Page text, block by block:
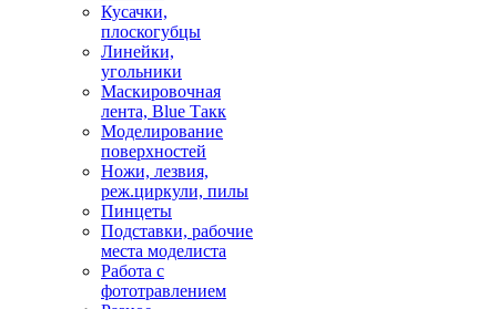
Кусачки,
плоскогубцы
Линейки,
угольники
Маскировочная
лента, Blue Такк
Моделирование
поверхностей
Ножи, лезвия,
реж.циркули, пилы
Пинцеты
Подставки, рабочие
места моделиста
Работа с
фототравлением